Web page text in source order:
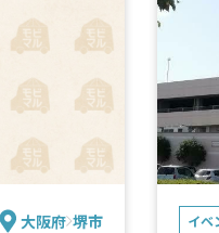
大阪府 堺市 イベ